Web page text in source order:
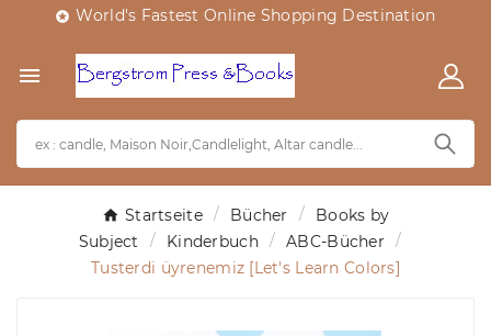
 World's Fastest Online Shopping Destination

Startseite Bücher
Books by
Subject
Kinderbuch
ABC-Bücher
Tusterdi üyrenemiz [Let's Learn Colors]